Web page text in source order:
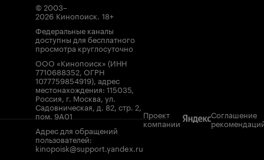
© 2003–
2026 Кинопоиск. 18+
Федеральные каналы
доступны для бесплатного
просмотра круглосуточно
ООО «Кинопоиск» (ИНН
7710688352, ОГРН
1077759854919), адрес
местонахождения: 115035,
Россия, г. Москва, ул.
Садовническая, д. 82, стр. 2,
пом. 9А01
Адрес для обращений
пользователей:
kinopoisk@support.yandex.ru
Проект
компании
Соглашение